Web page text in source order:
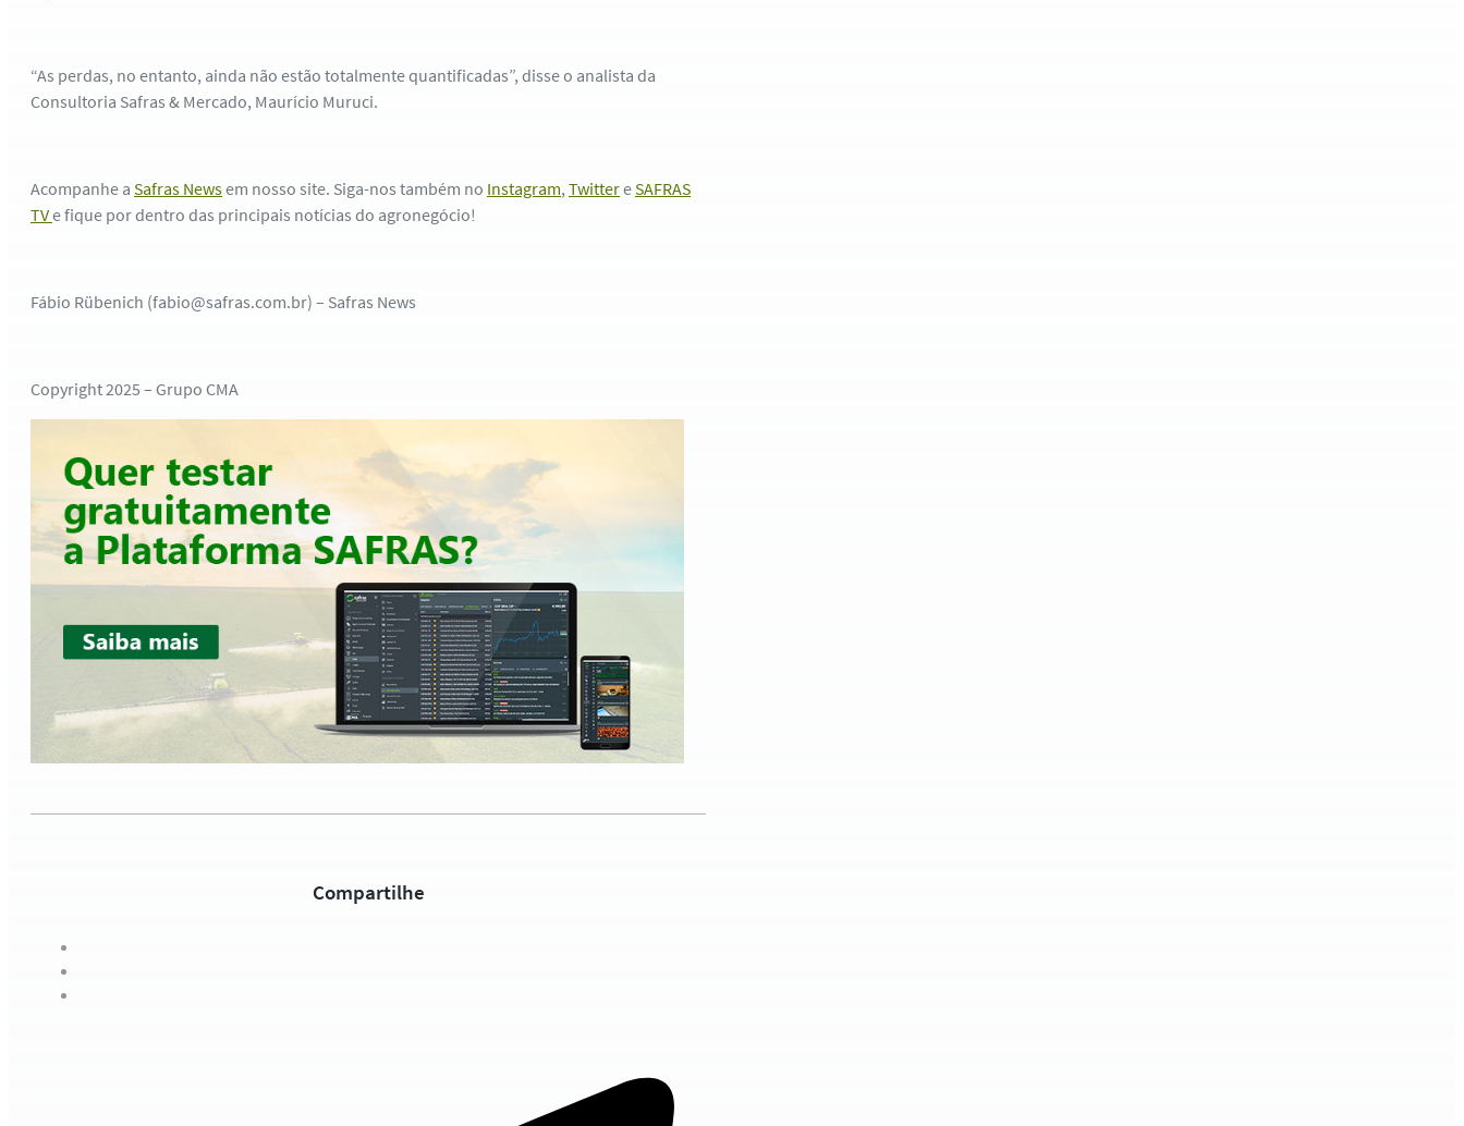
“As perdas, no entanto, ainda não estão totalmente quantificadas”, disse o analista da
Consultoria Safras & Mercado, Maurício Muruci.
Acompanhe a Safras Newsem nosso site. Siga-nos também no Instagram, TwittereSAFRAS
TVe fique por dentro das principais notícias do agronegócio!
Fábio Rübenich (fabio@safras.com.br) – Safras News
Copyright 2025 – Grupo CMA
Compartilhe